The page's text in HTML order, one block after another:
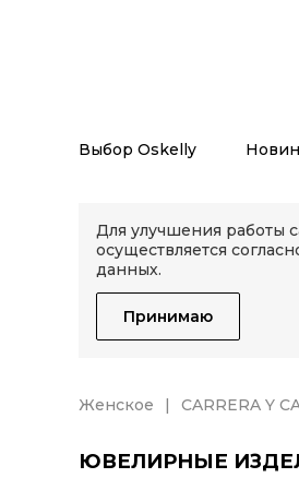
Выбор Oskelly
Для улучшения работы
осуществляется
данных.
Принимаю
Женское CARRERA Y
ЮВЕЛИРНЫЕ